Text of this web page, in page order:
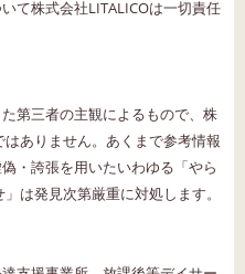
て株式会社LITALICOは一切責任
第三者の主観によるもので、株
ありません。あくまで参考情報
・誇張を用いたいわゆる「やら
は発見次第厳重に対処します。